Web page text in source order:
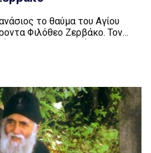
το θαύμα του Αγίου
Φιλόθεο Ζερβάκο. Τον
τότε φοιτητής
Ζερβάκο στη νήσο
εξομολογηθεί κοντά του.